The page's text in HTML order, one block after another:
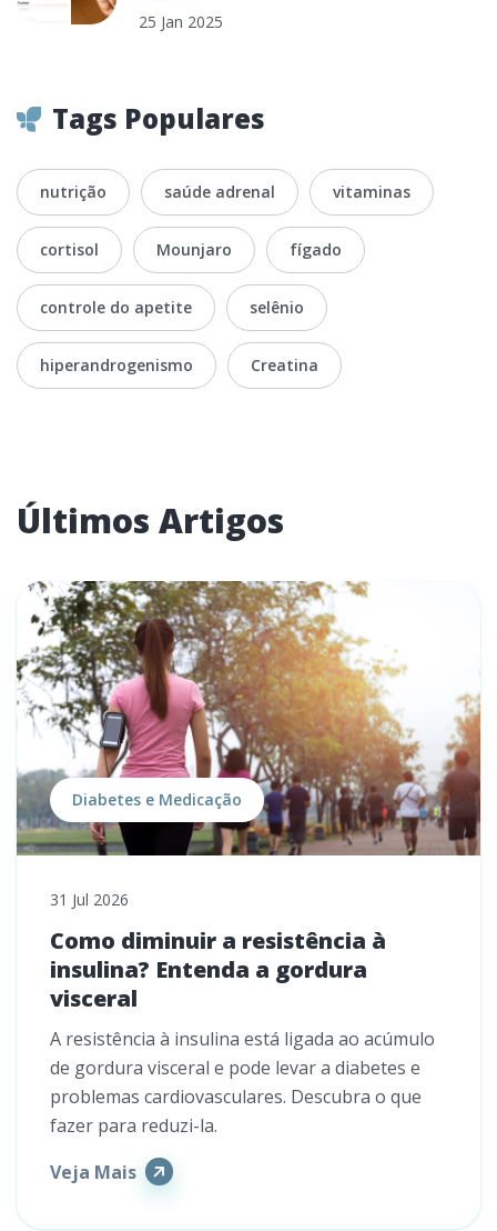
25 Jan 2025
Tags Populares
nutrição saúde adrenal vitaminas
cortisol Mounjaro fígado
controle do apetite selênio
hiperandrogenismo Creatina
Últimos Artigos
Diabetes e Medicação
31 Jul 2026
Como diminuir a resistência à
insulina? Entenda a gordura
visceral
A resistência à insulina está ligada ao acúmulo
de gordura visceral e pode levar a diabetes e
problemas cardiovasculares. Descubra o que
fazer para reduzi-la.
Veja Mais